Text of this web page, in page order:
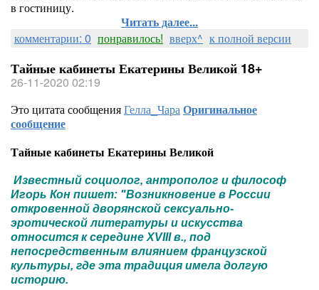
в гостиницу.
Читать далее...
комментарии: 0 понравилось! вверх^ к полной версии
Тайные кабинеты Екатерины Великой 18+
26-11-2020 02:19
Это цитата сообщенияГелла_ЧараОригинальное
сообщение
Тайные кабинеты Екатерины Великой
Известный социолог, антрополог и философ
Игорь Кон пишет: "Возникновение в России
откровенной дворянской сексуально-
эротической литературы и искусства
относится к середине XVIII в., под
непосредственным влиянием французской
культуры, где эта традиция имела долгую
историю.